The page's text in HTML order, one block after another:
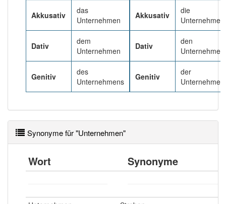
Akkusativ
das
Unternehmen
Dativ
dem
Unternehmen
Genitiv
des
Unternehmens
Akkusativ
die
Unternehmen
Dativ
den
Unternehmen
Genitiv
der
Unternehmen
Synonyme für "Unternehmen"
Wort Synonyme